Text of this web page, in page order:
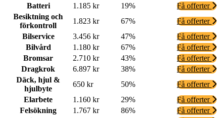
Batteri
1.185 kr 19%
Få offerter
Besiktning och
förkontroll
1.823 kr 67%
Få offerter
Bilservice
3.456 kr 47%
Få offerter
Bilvård
1.180 kr 67%
Få offerter
Bromsar
2.710 kr 43%
Få offerter
Dragkrok
6.897 kr 38%
Få offerter
Däck, hjul &
hjulbyte
650 kr 50%
Få offerter
Elarbete
1.160 kr 29%
Få offerter
Felsökning
1.767 kr 86%
Få offerter